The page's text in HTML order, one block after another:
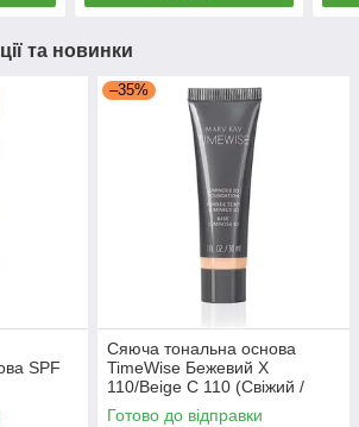
та новинки
SPF
–35%
Сяюча тональна основа
TimeWise Бежевий Х
110/Beige C 110 (Свіжий /
Сяючий)
Готово до відправки